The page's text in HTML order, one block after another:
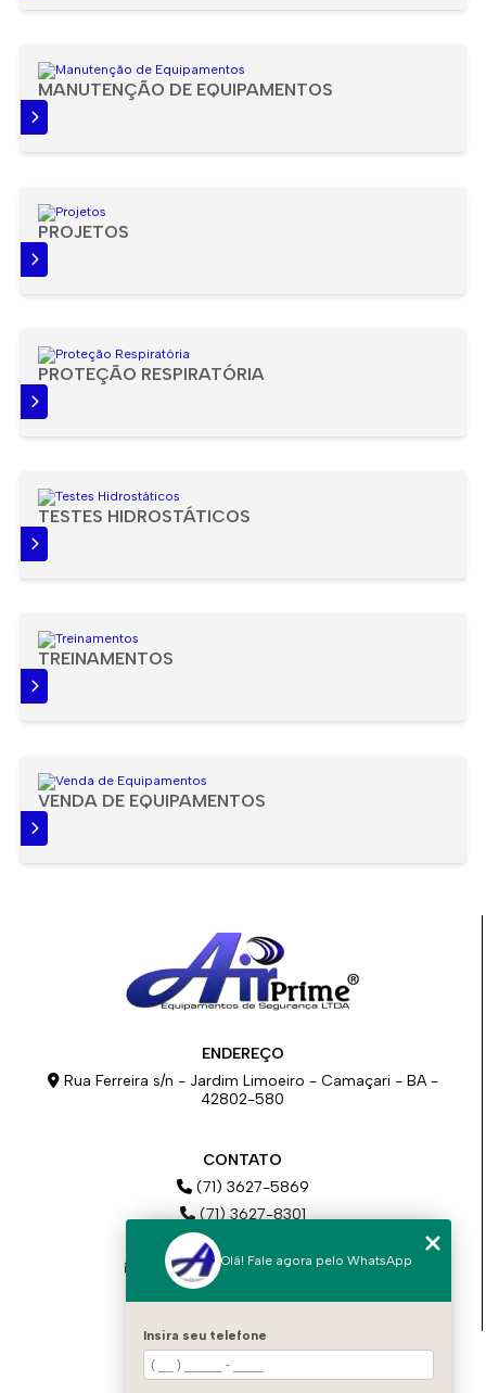
MANUTENÇÃO DE EQUIPAMENTOS
PROJETOS
PROTEÇÃO RESPIRATÓRIA
TESTES HIDROSTÁTICOS
TREINAMENTOS
VENDA DE EQUIPAMENTOS
ENDEREÇO
Rua Ferreira s/n - Jardim Limoeiro - Camaçari - BA -
42802-580
CONTATO
(71) 3627-5869
(71) 3627-8301
(71) 98777-2717
comercial@airprimeba.com.br
MENU
HOME
Olá! Fale agora pelo WhatsApp
Insira seu telefone